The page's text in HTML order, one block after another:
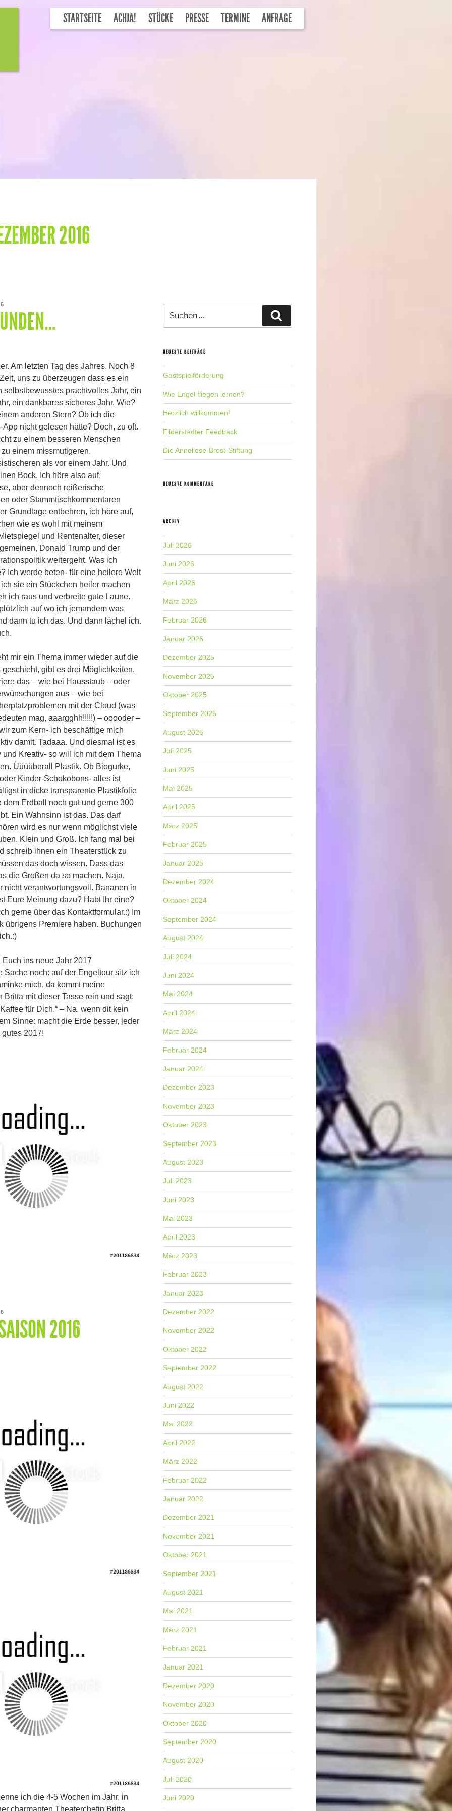
STARTSEITE ACHJA! STÜCKE PRESSE TERMINE ANFRAGE
2016
Am letzten Tag des Jahres. Noch 8
uns zu überzeugen dass es ein
selbstbewusstes prachtvolles Jahr, ein
ein dankbares sicheres Jahr. Wie?
anderen Stern? Ob ich die
nicht gelesen hätte? Doch, zu oft.
zu einem besseren Menschen
einem missmutigeren,
als vor einem Jahr. Und
Bock. Ich höre also auf,
aber dennoch reißerische
oder Stammtischkommentaren
Grundlage entbehren, ich höre auf,
wie es wohl mit meinem
und Rentenalter, dieser
Donald Trump und der
weitergeht. Was ich
Ich werde beten- für eine heilere Welt
sie ein Stückchen heiler machen
ich raus und verbreite gute Laune.
auf wo ich jemandem was
dann tu ich das. Und dann lächel ich.
mir ein Thema immer wieder auf die
geschieht, gibt es drei Möglichkeiten.
das – wie bei Hausstaub – oder
aus – wie bei
mit der Cloud (was
mag, aaargghh!!!!!) – ooooder –
zum Kern- ich beschäftige mich
damit. Tadaaa. Und diesmal ist es
und Kreativ- so will ich mit dem Thema
Üüüüberall Plastik. Ob Biogurke,
Kinder-Schokobons- alles ist
in dicke transparente Plastikfolie
Erdball noch gut und gerne 300
Ein Wahnsinn ist das. Das darf
wird es nur wenn möglichst viele
Klein und Groß. Ich fang mal bei
schreib ihnen ein Theaterstück zu
das doch wissen. Dass das
die Großen da so machen. Naja,
nicht verantwortungsvoll. Bananen in
Eure Meinung dazu? Habt Ihr eine?
gerne über das Kontaktformular.:) Im
übrigens Premiere haben. Buchungen
ins neue Jahr 2017
Sache noch: auf der Engeltour sitz ich
mich, da kommt meine
mit dieser Tasse rein und sagt:
für Dich.“ – Na, wenn dit kein
Sinne: macht die Erde besser, jeder
2017!
2016
ich die 4-5 Wochen im Jahr, in
charmanten Theaterchefin Britta
nach:
NEUESTE BEITRÄGE
Gastspielförderung
Wie Engel fliegen lernen?
Herzlich willkommen!
Filderstadter Feedback
Die Anneliese-Brost-Stiftung
NEUESTE KOMMENTARE
ARCHIV
Juli 2026
Juni 2026
April 2026
März 2026
Februar 2026
Januar 2026
Dezember 2025
November 2025
Oktober 2025
September 2025
August 2025
Juli 2025
Juni 2025
Mai 2025
April 2025
März 2025
Februar 2025
Januar 2025
Dezember 2024
Oktober 2024
September 2024
August 2024
Juli 2024
Juni 2024
Mai 2024
April 2024
März 2024
Februar 2024
Januar 2024
Dezember 2023
November 2023
Oktober 2023
September 2023
August 2023
Juli 2023
Juni 2023
Mai 2023
April 2023
März 2023
Februar 2023
Januar 2023
Dezember 2022
November 2022
Oktober 2022
September 2022
August 2022
Juni 2022
Mai 2022
April 2022
März 2022
Februar 2022
Januar 2022
Dezember 2021
November 2021
Oktober 2021
September 2021
August 2021
Mai 2021
März 2021
Februar 2021
Januar 2021
Dezember 2020
November 2020
Oktober 2020
September 2020
August 2020
Juli 2020
Juni 2020